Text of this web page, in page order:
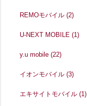
REMOモバイル(2)
U-NEXT MOBILE(1)
y.u mobile(22)
イオンモバイル(3)
エキサイトモバイル(1)